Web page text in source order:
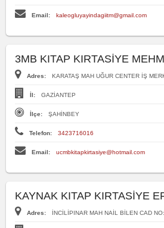
Email: kaleogluyayindagiitm@gmail.com
3MB KITAP KIRTASİYE
Adres: KARATAŞ MAH UĞUR CENTER İŞ
İl: GAZİANTEP
İlçe: ŞAHİNBEY
Telefon: 3423716016
Email: ucmbkitapkirtasiye@hotmail.com
KAYNAK KITAP KIRTASİYE
Adres: İNCİLİPINAR MAH NAİL BİLEN CAD